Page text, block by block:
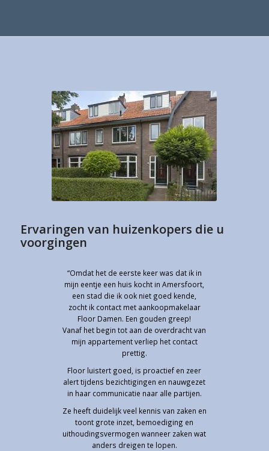
Ervaringen van huizenkopers die u
voorgingen
“Omdat het de eerste keer was dat ik in
mijn eentje een huis kocht in Amersfoort,
een stad die ik ook niet goed kende,
zocht ik contact met aankoopmakelaar
Floor Damen. Een gouden greep!
Vanaf het begin tot aan de overdracht van
mijn appartement verliep het contact
prettig.
Floor luistert goed, is proactief en zeer
alert tijdens bezichtigingen en nauwgezet
in haar communicatie naar alle partijen.
Ze heeft duidelijk veel kennis van zaken en
toont grote inzet, bemoediging en
uithoudingsvermogen wanneer zaken wat
anders dreigen te lopen.